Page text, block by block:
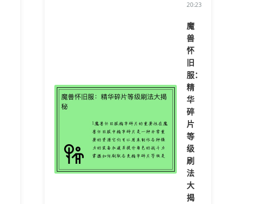
20:23:54/li>
魔
兽
怀
旧
服：
精
华
碎
片
等
级
刷
法
大
揭